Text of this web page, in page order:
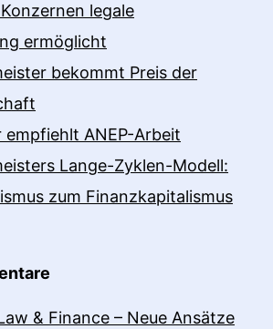
legale
ermöglicht
bekommt Preis der
empfiehlt ANEP-Arbeit
Lange-Zyklen-Modell:
zum Finanzkapitalismus
& Finance – Neue Ansätze